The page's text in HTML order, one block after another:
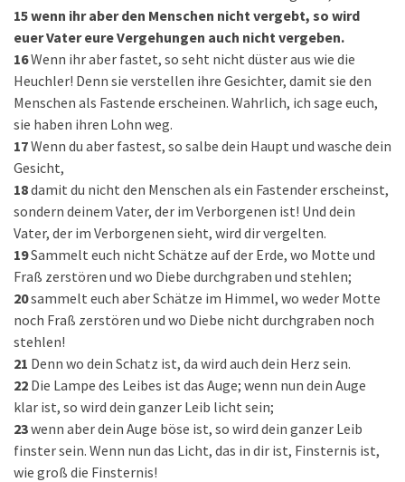
15wenn ihr aber den Menschen nicht vergebt, so wird
euer Vater eure Vergehungen auch nicht vergeben.
16Wenn ihr aber fastet, so seht nicht düster aus wie die
Heuchler! Denn sie verstellen ihre Gesichter, damit sie den
Menschen als Fastende erscheinen. Wahrlich, ich sage euch,
sie haben ihren Lohn weg.
17Wenn du aber fastest, so salbe dein Haupt und wasche dein
Gesicht,
18damit du nicht den Menschen als ein Fastender erscheinst,
sondern deinem Vater, der im Verborgenen ist! Und dein
Vater, der im Verborgenen sieht, wird dir vergelten.
19Sammelt euch nicht Schätze auf der Erde, wo Motte und
Fraß zerstören und wo Diebe durchgraben und stehlen;
20sammelt euch aber Schätze im Himmel, wo weder Motte
noch Fraß zerstören und wo Diebe nicht durchgraben noch
stehlen!
21 Denn wo dein Schatz ist, da wird auch dein Herz sein.
22 Die Lampe des Leibes ist das Auge; wenn nun dein Auge
klar ist, so wird dein ganzer Leib licht sein;
23wenn aber dein Auge böse ist, so wird dein ganzer Leib
finster sein. Wenn nun das Licht, das in dir ist, Finsternis ist,
wie groß die Finsternis!